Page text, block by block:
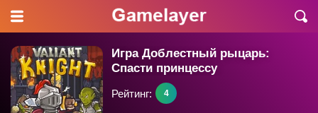
Игра Доблестный рыцарь:
Спасти принцессу
Рейтинг: 4